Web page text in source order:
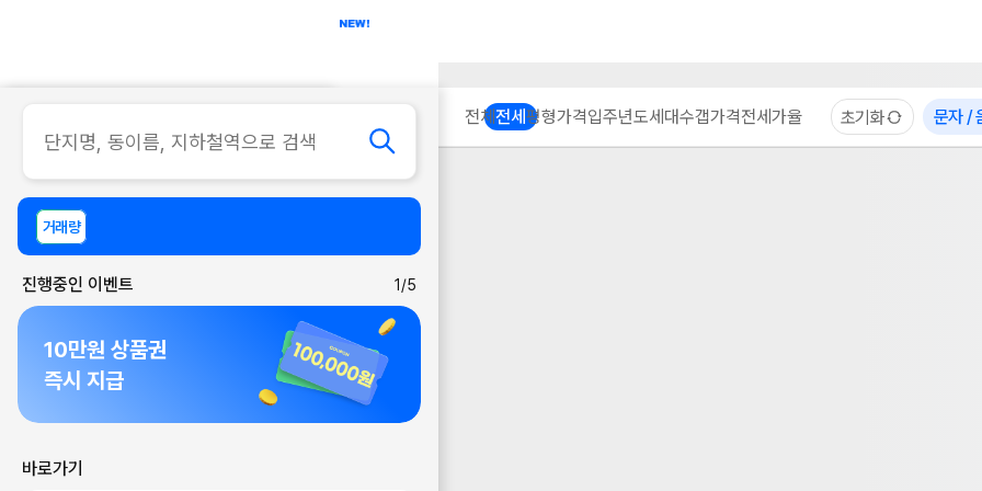
사무실
거래량
진행중인 이벤트 1/5
10만원 상품권
즉시 지급
바로가기
전체전세 평형가격입주년도세대수갭가격전세가율 초기화 문자 /